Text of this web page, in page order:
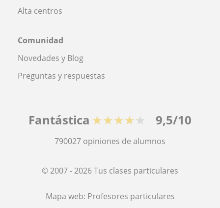
Alta centros
Comunidad
Novedades y Blog
Preguntas y respuestas
Fantástica ★★★★★ 9,5/10
790027 opiniones de alumnos
© 2007 - 2026 Tus clases particulares
Mapa web: Profesores particulares